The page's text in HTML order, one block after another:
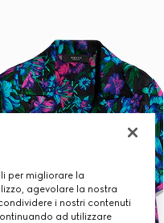
per migliorare la
agevolare la nostra
i nostri contenuti
ad utilizzare